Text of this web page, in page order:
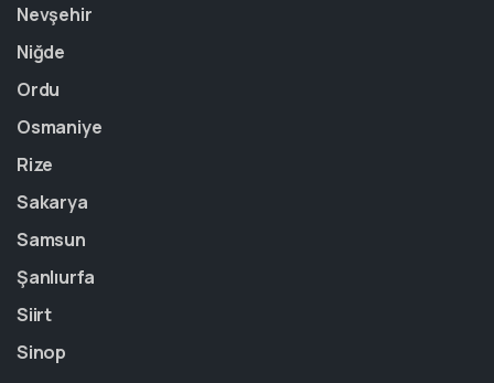
Nevşehir
Niğde
Ordu
Osmaniye
Rize
Sakarya
Samsun
Şanlıurfa
Siirt
Sinop